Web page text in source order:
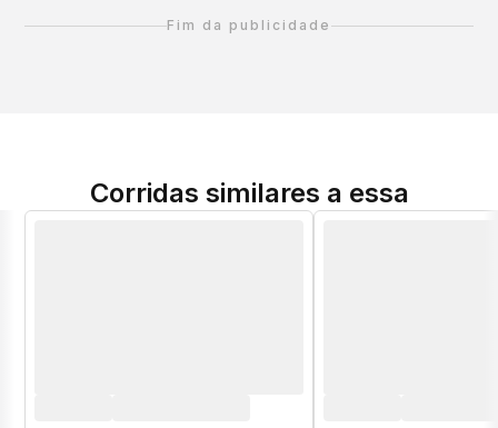
Fim da publicidade
Corridas similares a essa